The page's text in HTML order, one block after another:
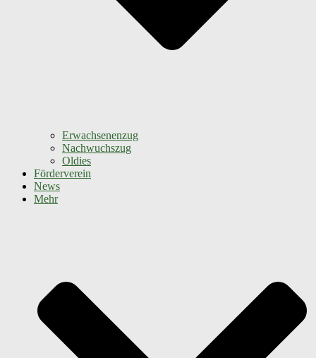
Erwachsenenzug
Nachwuchszug
Oldies
Förderverein
News
Mehr